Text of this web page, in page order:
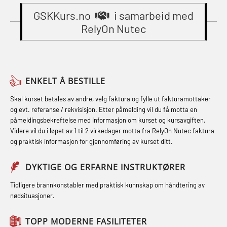
Breathing System (CA-EBS) Initial
Deployment (OBS119)
Compressed Air Emergency
Fallsikring (FAR108)
Førstehjelp – repetisjon (OFA102)
Førstehjelp grunnkurs (OFABLE101)
GOC sertifikat grunnleggende
(GMDSS) (MRC101)
GOC sertifikat repetisjon (GMDSS)
(MRC102)
(MBSBLE024)
STCW Oppdatering videregående
(MBSBLE021)
STCW kombi oppdatering offiserer
og med.behandling (MBS134)
STCW Kombi Oppdatering Offiserer
og Medisinsk Behandling med
Webinar (MBS1341)
STCW Oppdatering for offiserer 24 t
(MBS114)
STCW Medisinsk førstehjelp (MFA1081)
Grunnkurs Industrivern (LSC115)
Grunnkurs Røykdykking Industrivern
inkl. brannslukning (FSC121)
Hjertestarter brukerkurs (OFA107)
Røykdykking industrivern –
repetisjon (LFI105)
Sikkerhetskurs for ansatte på
oppdrettsanlegg (LBS100)
Ulykkesgransking – Webinar (LSP103)
GSKKurs.no
i samarbeid med
RelyOn Nutec
ENKELT Å BESTILLE
Skal kurset betales av andre, velg faktura og fylle ut fakturamottaker
og evt. referanse / rekvisisjon. Etter påmelding vil du få motta en
påmeldingsbekreftelse med informasjon om kurset og kursavgiften.
Videre vil du i løpet av 1 til 2 virkedager motta fra RelyOn Nutec faktura
og praktisk informasjon for gjennomføring av kurset ditt.
DYKTIGE OG ERFARNE INSTRUKTØRER
Tidligere brannkonstabler med praktisk kunnskap om håndtering av
nødsituasjoner.
TOPP MODERNE FASILITETER